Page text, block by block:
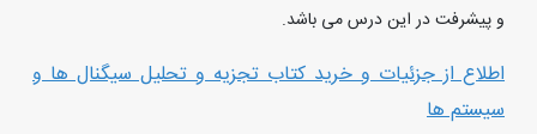
و پیشرفت در این درس می باشد.
اطلاع از جزئیات و خرید کتاب تجزیه و تحلیل سیگنال ها و
سیستم ها